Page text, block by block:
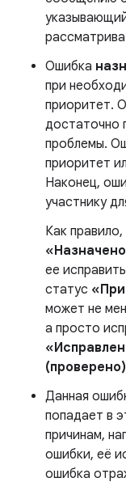
Ошибка
при
приоритет.
достаточно
проблемы.
приоритет
Наконец,
участнику
Как
ее
статус
может не
а просто
Данная
попадает в
причинам,
ошибки, её
ошибка